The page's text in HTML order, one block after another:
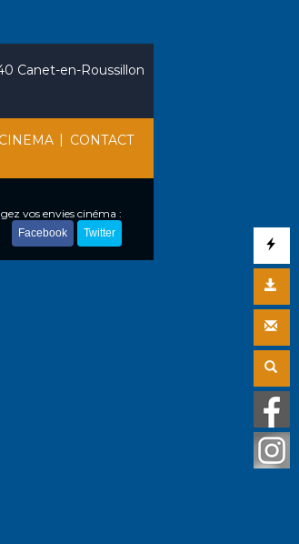
CINEMA | CONTACT
Canet-en-Roussillon
vos envies cinéma :
Facebook Twitter